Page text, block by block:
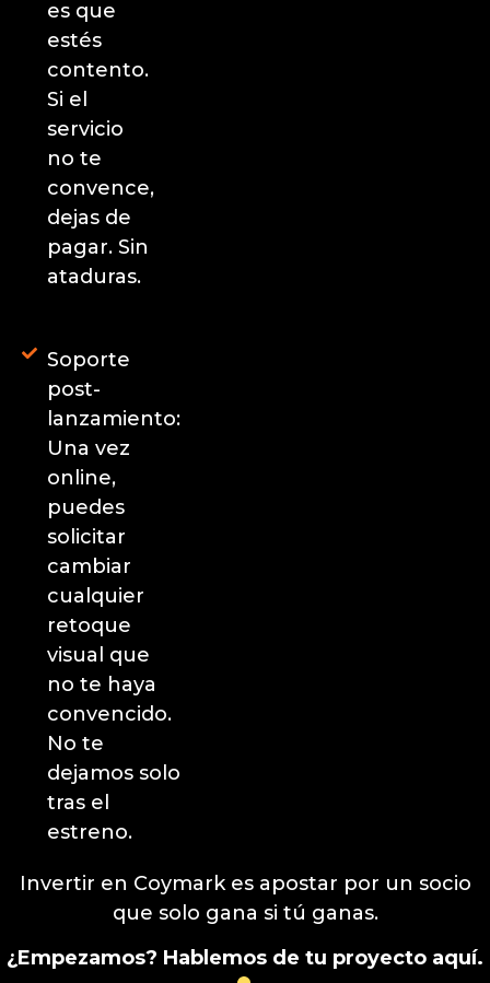
es que
estés
contento.
Si el
servicio
no te
convence,
dejas de
pagar. Sin
ataduras.
Soporte
post-
lanzamiento:
Una vez
online,
puedes
solicitar
cambiar
cualquier
retoque
visual que
no te haya
convencido.
No te
dejamos solo
tras el
estreno.
Invertir en Coymark es apostar por un socio
que solo gana si tú ganas.
¿Empezamos? Hablemos de tu proyecto aquí.